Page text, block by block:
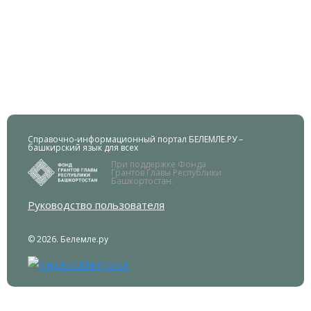
Справочно-информационный портал БЕЛЕМЛЕ.РУ –
башкирский язык для всех
При поддержке Фонда
Грантов Главы Республики
Башкортостан.
Руководство пользователя
© 2026. Белемле.ру